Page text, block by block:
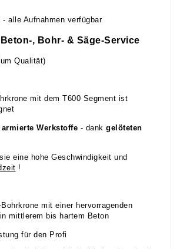
alle Aufnahmen verfügbar
, Bohr- & Säge-Service
Qualität)
mit dem T600 Segment ist
Werkstoffe - dank gelöteten
eine hohe Geschwindigkeit und
!
Bohrkrone mit einer hervorragenden
mittlerem bis hartem Beton
für den Profi